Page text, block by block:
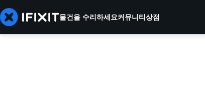
물건을 수리하세요커뮤니티상점